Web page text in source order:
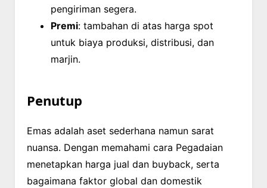
pengiriman segera.
Premi: tambahan di atas harga spot
untuk biaya produksi, distribusi, dan
marjin.
Penutup
Emas adalah aset sederhana namun sarat
nuansa. Dengan memahami cara Pegadaian
menetapkan harga jual dan buyback, serta
bagaimana faktor global dan domestik